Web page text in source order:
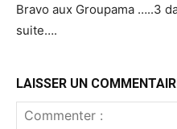
Bravo aux Groupama …..3
suite….
LAISSER UN